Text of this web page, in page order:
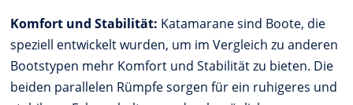
Komfort und Stabilität: Katamarane sind Boote, die
speziell entwickelt wurden, um im Vergleich zu anderen
Bootstypen mehr Komfort und Stabilität zu bieten. Die
beiden parallelen Rümpfe sorgen für ein ruhigeres und